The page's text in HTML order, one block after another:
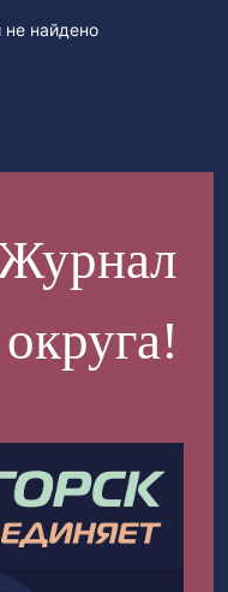
найдено